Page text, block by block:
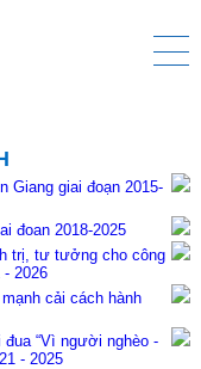
Giang giai đoạn 2015-
đoan 2018-2025
trị, tư tưởng cho công
2026
cải cách hành
“Vì người nghèo -
- 2025